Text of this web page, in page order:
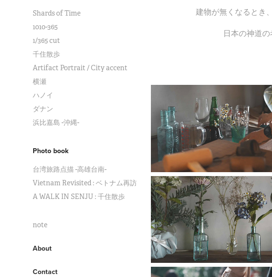
Shards of Time
1010-365
1/365 cut
千住散歩
Artifact Portrait / City accent
横瀬
ハノイ
ダナン
浜比嘉島 -沖縄-
Photo book
台湾旅路点描 -高雄台南-
Vietnam Revisited : ベトナム再訪
A WALK IN SENJU : 千住散歩
note
About
Contact
建物が無くなるとき
日本の神道